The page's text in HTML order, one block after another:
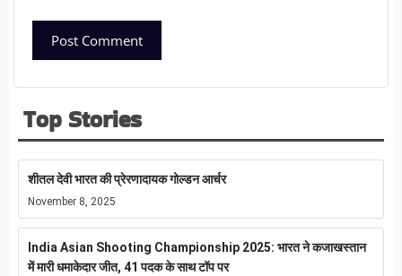
Top Stories
शीतल देवी भारत की प्रेरणादायक गोल्डन आर्चर
November 8, 2025
India Asian Shooting Championship 2025: भारत ने कजाखस्तान
में मारी धमाकेदार जीत, 41 पदक के साथ टॉप पर